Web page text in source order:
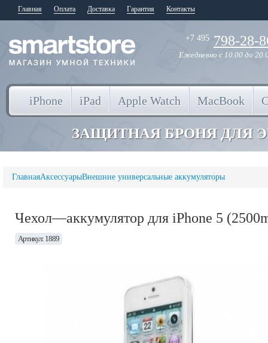
Главная Оплата Доставка Гарантия Контакты
+7 495 798-28-
Ежедневно с 10.00 до
iPhone iPad Apple Watch MacBook
ЗАЩИТНАЯ БРОНЯ ДЛЯ
ГлавнаяАксессуарыВнешние универсальные аккумуляторы
Чехол—аккумулятор для iPhone 5
Артикул: 1889